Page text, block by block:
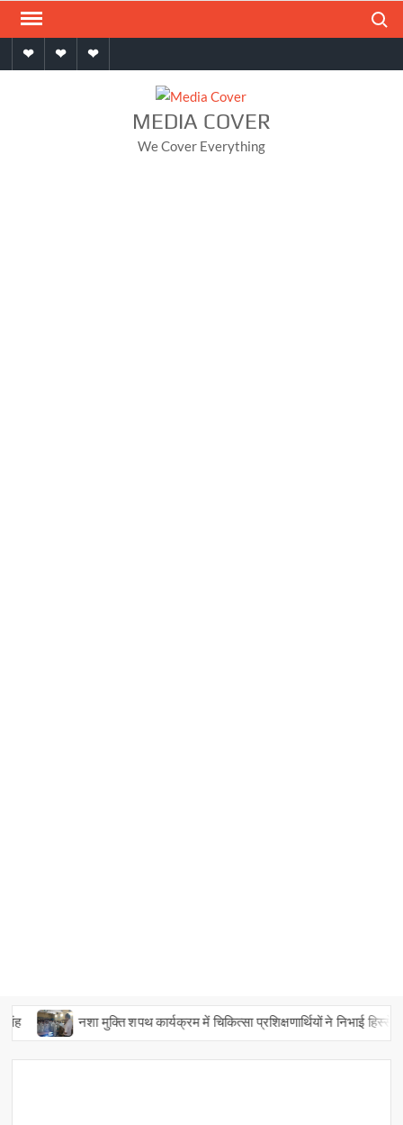
Skip
contentHomeAboutContact
MEDIA COVER
We Cover Everything
नशा मुक्ति शपथ कार्यक्रम में चिकित्सा प्रशिक्षणार्थियों ने निभाई हिस्सेदारी